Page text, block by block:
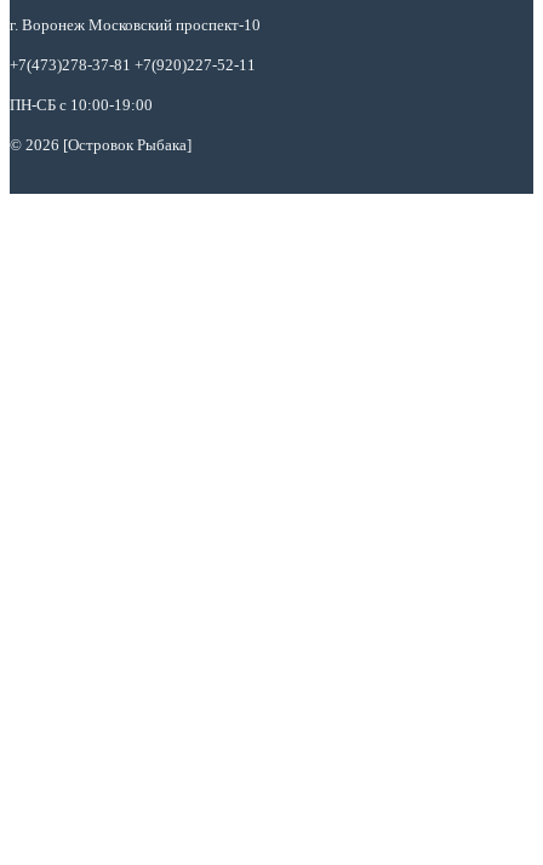
г. Воронеж Московский проспект-10
+7(473)278-37-81 +7(920)227-52-11
ПН-СБ с 10:00-19:00
© 2026 [Островок Рыбака]